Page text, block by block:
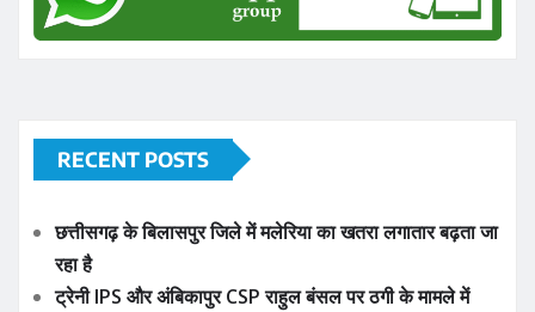
RECENT POSTS
छत्तीसगढ़ के बिलासपुर जिले में मलेरिया का खतरा लगातार बढ़ता जा
रहा है
ट्रेनी IPS और अंबिकापुर CSP राहुल बंसल पर ठगी के मामले में